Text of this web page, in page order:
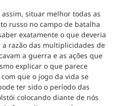
situar melhor todas as
russo no campo de batalha
exatamente o que deveria
razão das multiplicidades de
a guerra e as ações que
explicar o que parece
que o jogo da vida se
ter sido o período das
colocando diante de nós